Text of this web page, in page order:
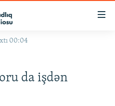
00:04
da işdən